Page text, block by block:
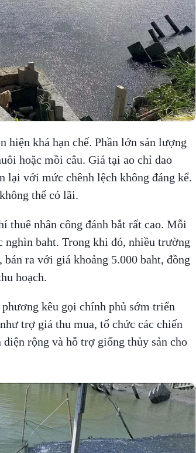
khá hạn chế. Phần lớn sản lượng
hoặc mồi câu. Giá tại ao chỉ dao
lại với mức chênh lệch không đáng kể.
thể có lãi.
thuê nhân công đánh bắt rất cao. Mỗi
baht. Trong khi đó, nhiều trường
ra với giá khoảng 5.000 baht, đồng
hoạch.
kêu gọi chính phủ sớm triển
trợ giá thu mua, tổ chức các chiến
rộng và hỗ trợ giống thủy sản cho